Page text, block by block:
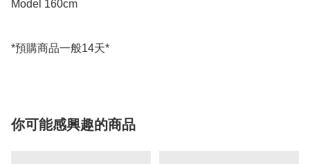
Model 160cm
你可能感興趣的商品